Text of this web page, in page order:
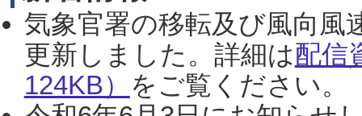
気象官署の移転及び風向風
更新しました。詳細は配信
124KB） をご覧ください。